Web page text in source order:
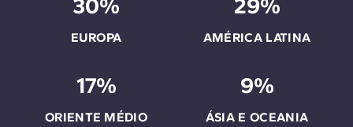
30%
EUROPA
29%
AMÉRICA LATINA
17%
ORIENTE MÉDIO
9%
ÁSIA E OCEANIA